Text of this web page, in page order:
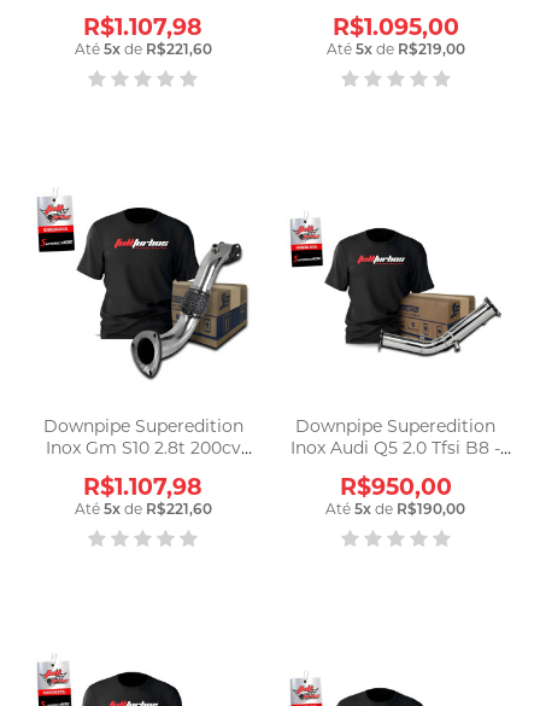
R$1.107,98
Até 5xde R$221,60
R$1.095,00
Até 5xde R$219,00
Downpipe Superedition
Inox Gm S10 2.8t 200cv
R$1.107,98
Até 5xde R$221,60
Downpipe Superedition
Inox Audi Q5 2.0 Tfsi B8 -
R$950,00
Até5x de R$190,00